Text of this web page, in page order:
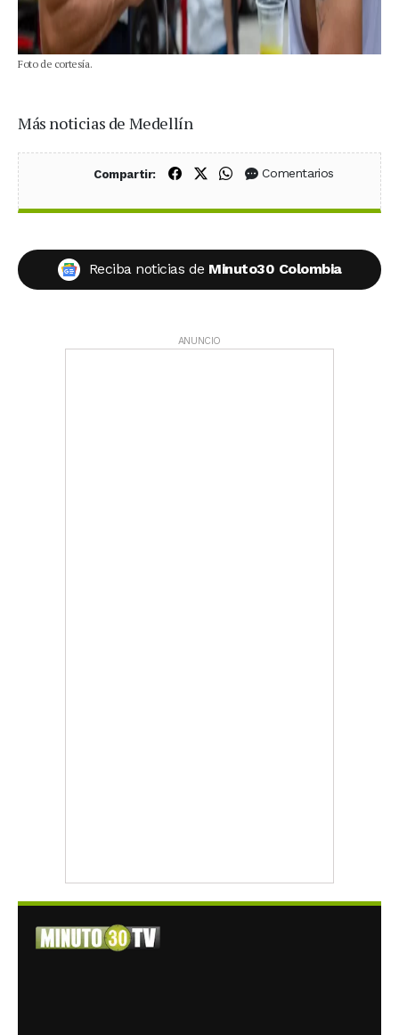
Foto de cortesía.
Más noticias de Medellín
Compartir: Compartir en Facebook
Compartir en X (Twitter)
Compartir en WhatsApp
Comentarios
Reciba noticias de Minuto30 Colombia
ANUNCIO